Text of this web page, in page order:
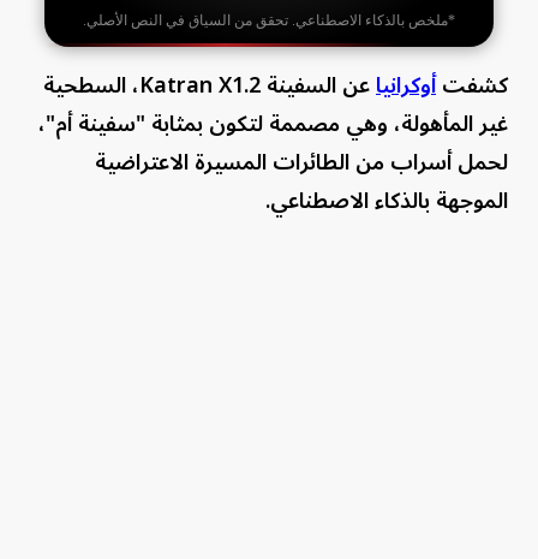
*ملخص بالذكاء الاصطناعي. تحقق من السياق في النص الأصلي.
كشفتأوكرانيا
عن السفينة Katran X1.2، السطحية
غير المأهولة، وهي مصممة لتكون بمثابة "سفينة أم"،
لحمل أسراب من الطائرات المسيرة الاعتراضية
الموجهة بالذكاء الاصطناعي.